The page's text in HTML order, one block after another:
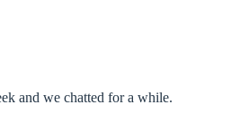
and we chatted for a while.